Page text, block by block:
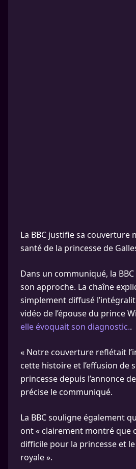
La BBC justifie sa couverture
santé de la princesse de
Dans un communiqué, la
son approche. La chaîne
simplement diffusé
vidéo de l’épouse du prince
elle évoquait son diagnostic..
« Notre couverture reflétait
cette histoire et l’effusion de
princesse depuis l’annonce
précise le communiqué.
La BBC souligne également
ont « clairement montré que
difficile pour la princesse et
royale ».